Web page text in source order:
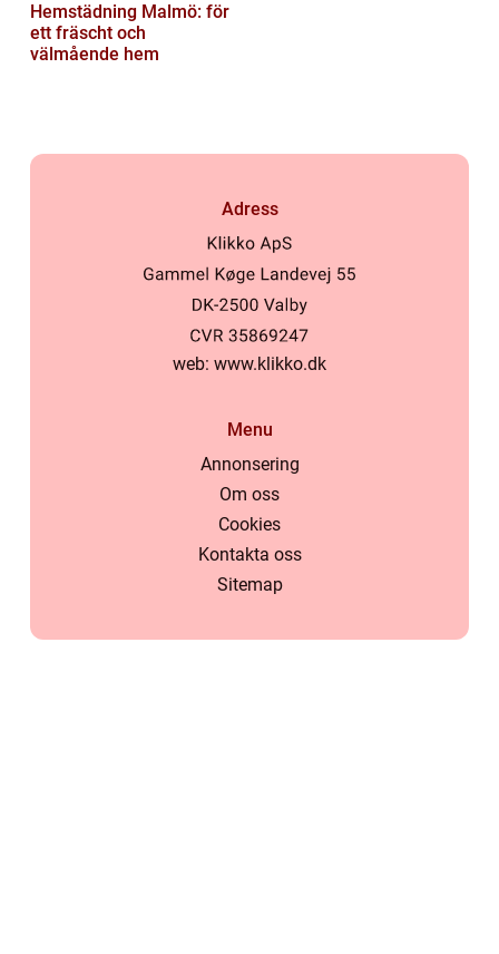
Hemstädning Malmö: för
ett fräscht och
välmående hem
Adress
web: www.klikko.dk
Menu
Annonsering
Om oss
Cookies
Kontakta oss
Sitemap